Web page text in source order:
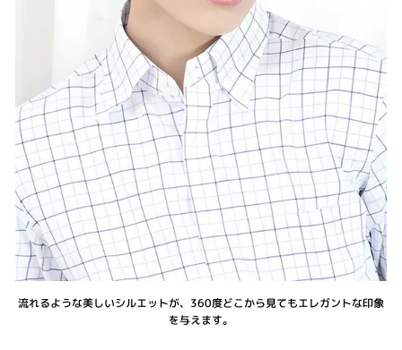
流れるような美しいシルエットが、360度どこから見てもエレガントな印象
を与えます。